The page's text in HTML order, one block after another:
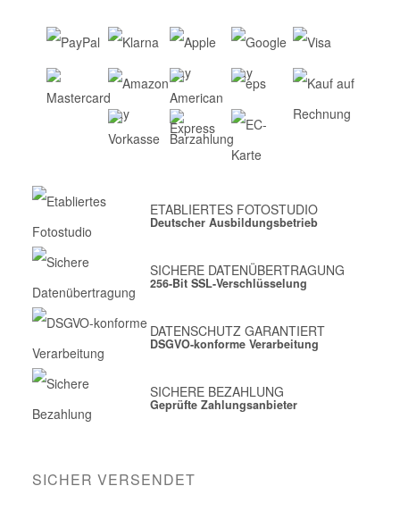
ETABLIERTES FOTOSTUDIO
Deutscher Ausbildungsbetrieb
SICHERE DATENÜBERTRAGUNG
256-Bit SSL-Verschlüsselung
DATENSCHUTZ GARANTIERT
DSGVO-konforme Verarbeitung
SICHERE BEZAHLUNG
Geprüfte Zahlungsanbieter
SICHER VERSENDET